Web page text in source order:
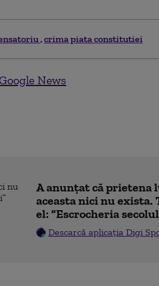
crima piata constitutiei
Google News
A anunțat că prietena
aceasta nici nu exista.
el: ”Escrocheria
Descarcă aplicația Digi